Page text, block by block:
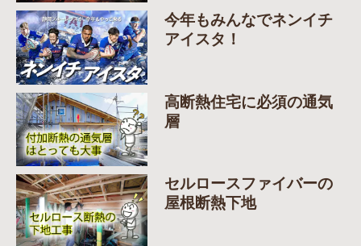
今年もみんなでネンイチ
アイスタ！
高断熱住宅に必須の通気
層
セルロースファイバーの
屋根断熱下地